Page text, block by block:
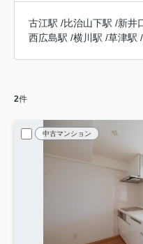
古江駅 /比治山下駅 /新井
西広島駅 /横川駅 /草津駅 /
2件
中古マンション